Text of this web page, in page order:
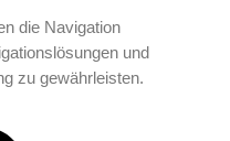
die Navigation
und
zu gewährleisten.